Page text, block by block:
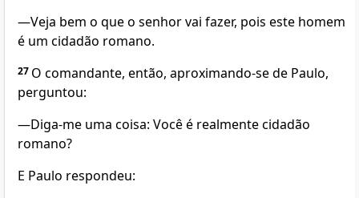
—Veja bem o que o senhor vai fazer, pois este homem
é um cidadão romano.
27 O comandante, então, aproximando-se de Paulo,
perguntou:
—Diga-me uma coisa: Você é realmente cidadão
romano?
E Paulo respondeu: